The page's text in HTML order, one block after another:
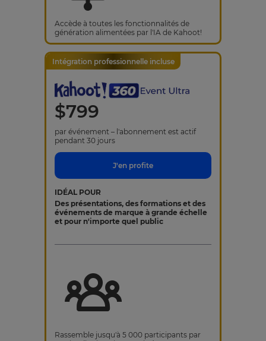
Accède à toutes les fonctionnalités de
génération alimentées par l'IA de Kahoot!
Intégration professionnelle incluse
$799
par événement – l'abonnement est actif
pendant 30 jours
J'en profite
IDÉAL POUR
Des présentations, des formations et des
événements de marque à grande échelle
et pour n'importe quel public
Rassemble jusqu'à 5 000 participants par